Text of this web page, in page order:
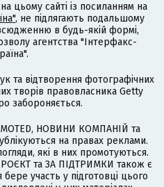
цьому сайті із посиланням на
, не підлягають подальшому
в будь-якій формі,
агентства "Інтерфакс-
та відтворення фотографічних
творів правовласника Getty
забороняється.
НОВИНИ КОМПАНІЙ та
на правах реклами.
які в них промотуються.
та ЗА ПІДТРИМКИ також є
участь у підготовці цього